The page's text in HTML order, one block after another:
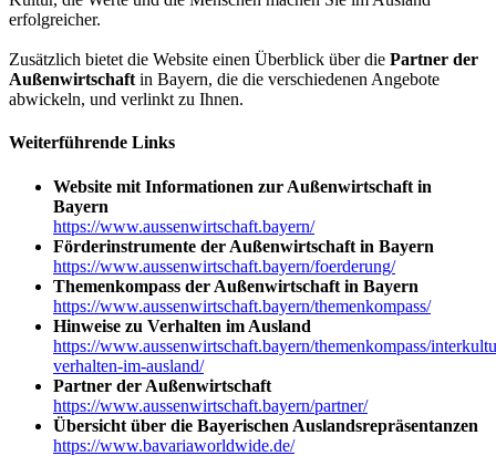
erfolgreicher.
Zusätzlich bietet die Website einen Überblick über die Partner der
Außenwirtschaft in Bayern, die die verschiedenen Angebote
abwickeln, und verlinkt zu Ihnen.
Weiterführende Links
Website mit Informationen zur Außenwirtschaft in
Bayern
https://www.aussenwirtschaft.bayern/
Förderinstrumente der Außenwirtschaft in Bayern
https://www.aussenwirtschaft.bayern/foerderung/
Themenkompass der Außenwirtschaft in Bayern
https://www.aussenwirtschaft.bayern/themenkompass/
Hinweise zu Verhalten im Ausland
https://www.aussenwirtschaft.bayern/themenkompass/
verhalten-im-ausland/
Partner der Außenwirtschaft
https://www.aussenwirtschaft.bayern/partner/
Übersicht über die Bayerischen Auslandsrepräsentanzen
https://www.bavariaworldwide.de/